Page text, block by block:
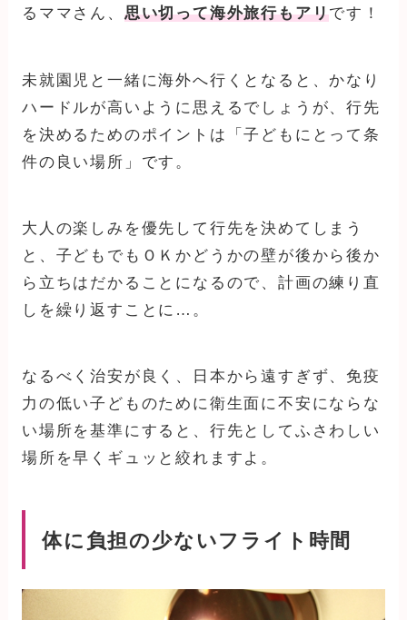
るママさん、 思い切って海外旅行もアリです！
未就園児と一緒に海外へ行くとなると、かなり
ハードルが高いように思えるでしょうが、行先
を決めるためのポイントは「子どもにとって条
件の良い場所」です。
大人の楽しみを優先して行先を決めてしまう
と、子どもでもＯＫかどうかの壁が後から後か
ら立ちはだかることになるので、計画の練り直
しを繰り返すことに…。
なるべく治安が良く、日本から遠すぎず、免疫
力の低い子どものために衛生面に不安にならな
い場所を基準にすると、行先としてふさわしい
場所を早くギュッと絞れますよ。
体に負担の少ないフライト時間